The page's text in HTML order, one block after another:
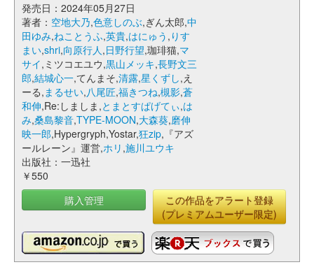
発売日：2024年05月27日
著者： 空地大乃,色意しのぶ,ぎん太郎,中
田ゆみ,ねことうふ,英貴,はにゅう , りす
まい,shri,向原行人,日野行望,珈琲猫,マ
サイ,ミツコエユウ,黒山メッキ,長野文三
郎,結城心一,てんまそ,清露,星くずし,え
ーる,まるせい,八尾匠,福きつね,槻影,蒼
和伸,Re:しましま,とまとすぱげてぃ,は
み,桑島黎音,TYPE-MOON,大森葵,磨伸
映一郎,Hypergryph,Yostar,狂zip,『アズ
ールレーン』運営,ホリ ,施川ユウキ
出版社：一迅社
￥550
購入管理
この作品をアラート登録
(プレミアムユーザー限定)